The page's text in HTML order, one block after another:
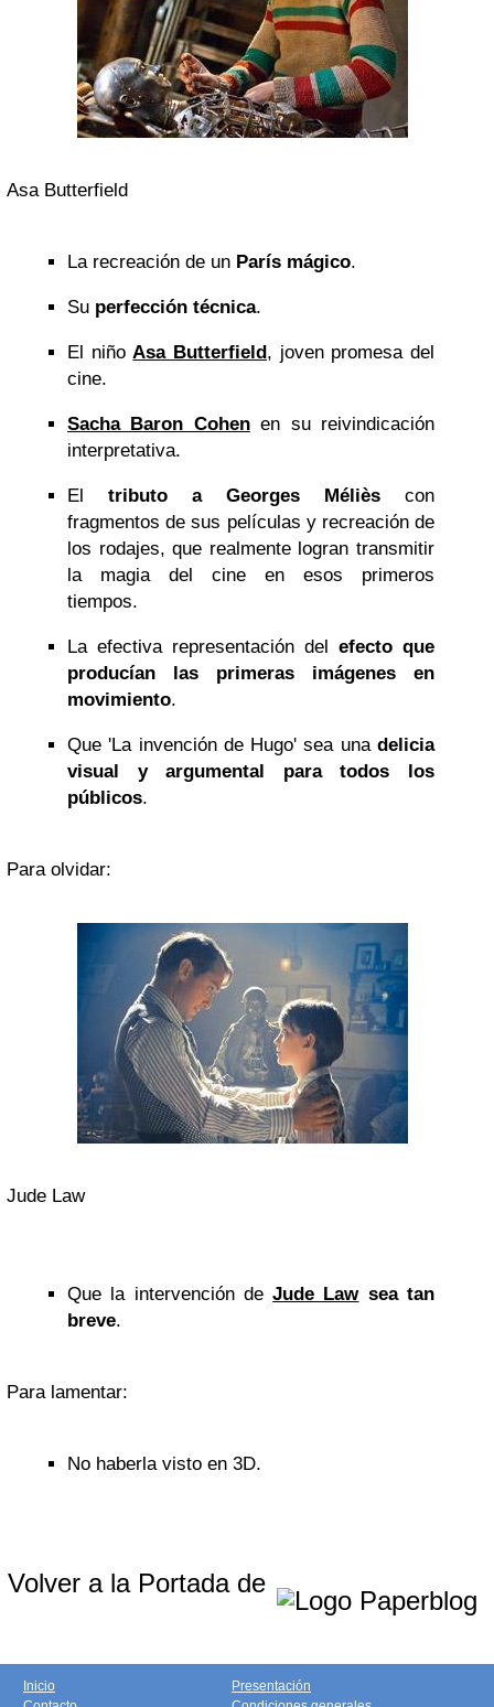
Asa Butterfield
La recreación de un París mágico.
Su perfección técnica.
El niño Asa Butterfield , joven promesa del
cine.
Sacha Baron Cohenen su reivindicación
interpretativa.
El tributo a Georges Méliès con
fragmentos de sus películas y recreación de
los rodajes, que realmente logran transmitir
la magia del cine en esos primeros
tiempos.
La efectiva representación del efecto que
producían las primeras imágenes en
movimiento.
Que 'La invención de Hugo' sea una delicia
visual y argumental para todos los
públicos.
Para olvidar:
Jude Law
Que la intervención deJude Lawsea tan
breve.
Para lamentar:
No haberla visto en 3D.
Volver a la Portada de
Inicio
Presentación